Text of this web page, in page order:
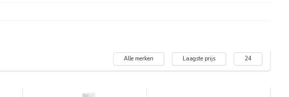
Alle merken Laagste prijs 24